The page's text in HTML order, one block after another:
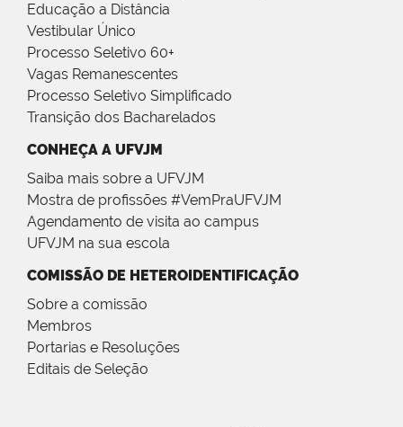
Educação a Distância
Vestibular Único
Processo Seletivo 60+
Vagas Remanescentes
Processo Seletivo Simplificado
Transição dos Bacharelados
CONHEÇA A UFVJM
Saiba mais sobre a UFVJM
Mostra de profissões #VemPraUFVJM
Agendamento de visita ao campus
UFVJM na sua escola
COMISSÃO DE HETEROIDENTIFICAÇÃO
Sobre a comissão
Membros
Portarias e Resoluções
Editais de Seleção